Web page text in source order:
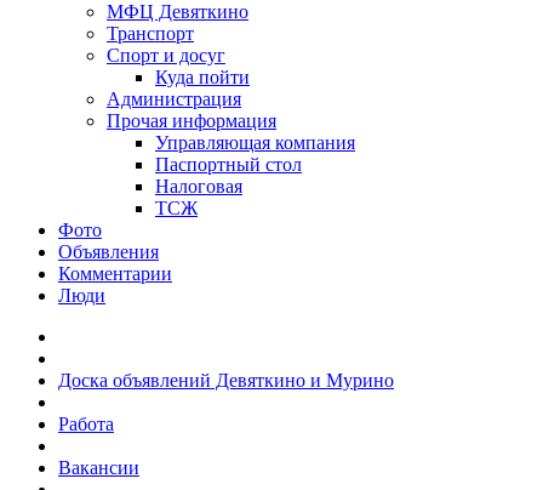
МФЦ Девяткино
Транспорт
Спорт и досуг
Куда пойти
Администрация
Прочая информация
Управляющая компания
Паспортный стол
Налоговая
ТСЖ
Фото
Объявления
Комментарии
Люди
Доска объявлений Девяткино и Мурино
Работа
Вакансии